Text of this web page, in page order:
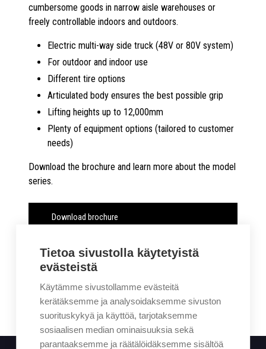
cumbersome goods in narrow aisle warehouses or
freely controllable indoors and outdoors.
Electric multi-way side truck (48V or 80V system)
For outdoor and indoor use
Different tire options
Articulated body ensures the best possible grip
Lifting heights up to 12,000mm
Plenty of equipment options (tailored to customer
needs)
Download the brochure and learn more about the model
series.
Download brochure
Call 0207414400
Contact request
Tietoa sivustolla käytetyistä
evästeistä
Käytämme sivustollamme evästeitä
kerätäksemme ja analysoidaksemme sivuston
suorituskykyä ja käyttöä, tarjotaksemme
sosiaalisen median ominaisuuksia sekä
parantaaksemme ja räätälöidäksemme sisältöä